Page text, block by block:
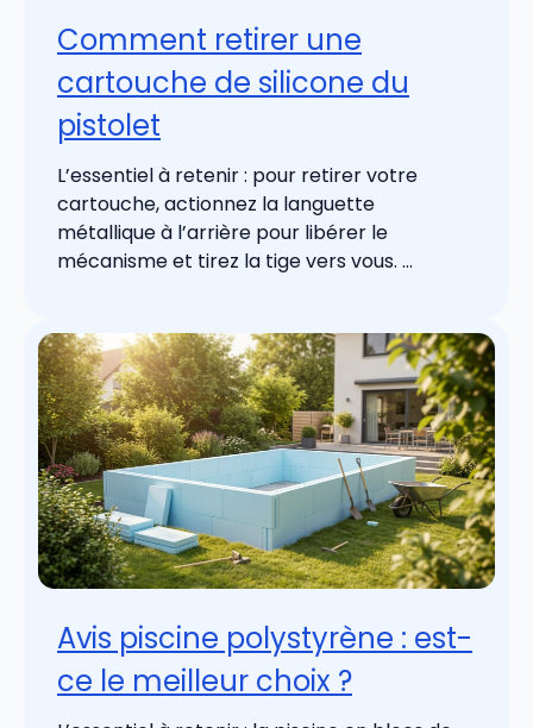
Comment retirer une
cartouche de silicone du
pistolet
L’essentiel à retenir : pour retirer votre
cartouche, actionnez la languette
métallique à l’arrière pour libérer le
mécanisme et tirez la tige vers vous. ...
Avis piscine polystyrène : est-
ce le meilleur choix ?